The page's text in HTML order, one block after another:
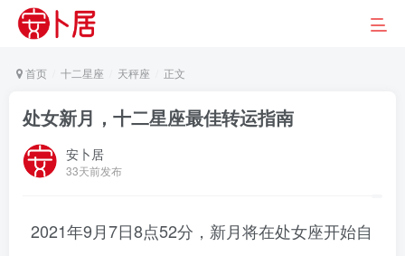
首页 十二星座 天秤座 正文
处女新月，十二星座最佳转运指南
安卜居
33天前发布
2021年9月7日8点52分，新月将在处女座开始自